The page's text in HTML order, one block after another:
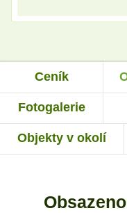
Ceník
Fotogalerie
Objekty v okolí